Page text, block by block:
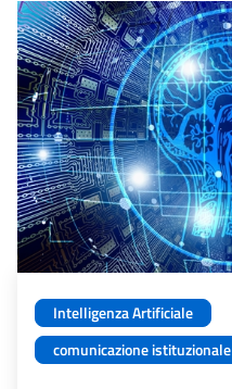
Intelligenza Artificiale
comunicazione istituzionale